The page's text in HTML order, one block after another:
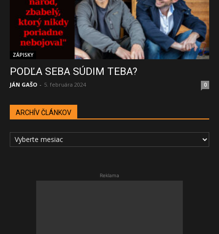
ZÁPISKY
PODĽA SEBA SÚDIM TEBA?
JÁN GAŠO - 5. februára 2024 0
ARCHÍV ČLÁNKOV
ARCHÍV
ČLÁNKOV
Reklama